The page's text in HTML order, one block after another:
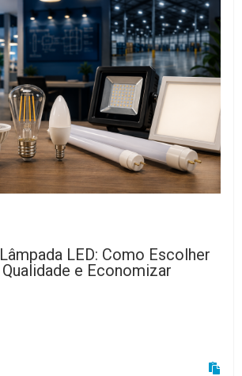
LED: Como Escolher
e Economizar